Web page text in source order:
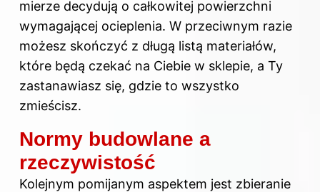
mierze decydują o całkowitej powierzchni
wymagającej ocieplenia. W przeciwnym razie
możesz skończyć z długą listą materiałów,
które będą czekać na Ciebie w sklepie, a Ty
zastanawiasz się, gdzie to wszystko
zmieścisz.
Normy budowlane a
rzeczywistość
Kolejnym pomijanym aspektem jest zbieranie